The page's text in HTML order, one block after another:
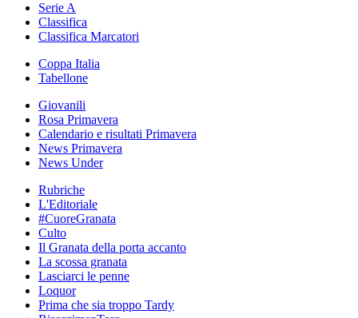
Serie A
Classifica
Classifica Marcatori
Coppa Italia
Tabellone
Giovanili
Rosa Primavera
Calendario e risultati Primavera
News Primavera
News Under
Rubriche
L'Editoriale
#CuoreGranata
Culto
Il Granata della porta accanto
La scossa granata
Lasciarci le penne
Loquor
Prima che sia troppo Tardy